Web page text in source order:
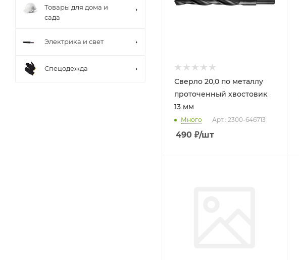
Сверло 20,0 по металлу
проточенный хвостовик
13 мм
Много Арт.: 2300-646713
490 ₽/шт
Товары для дома и
сада
Электрика и свет
Спецодежда